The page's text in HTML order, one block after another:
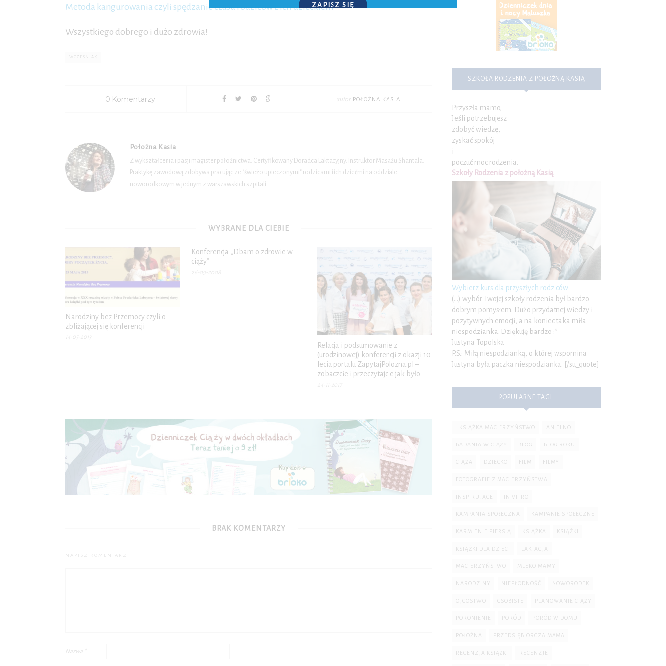
Metoda kangurowania czyli spędzanie czasu rodziców z ich dzieckiem
Wszystkiego dobrego i dużo zdrowia!
WCZEŚNIAK
0 Komentarzy autor POŁOŻNA KASIA
Położna Kasia
Z wykształcenia i pasji magister położnictwa. Certyfikowany Doradca Laktacyjny. Instruktor Masażu Shantala.
Praktykę zawodową zdobywa pracując ze "świeżo upieczonymi" rodzicami i ich dziećmi na oddziale
noworodkowym w jednym z warszawskich szpitali.
WYBRANE DLA CIEBIE
Narodziny bez Przemocy czyli o
zbliżającej się konferencji
14-05-2013
Konferencja „Dbam o zdrowie w
ciąży”
26-09-2008
Relacja i podsumowanie z
(urodzinowej) konferencji z okazji 10
lecia portalu ZapytajPolozna.pl –
zobaczcie i przeczytajcie jak było
24-11-2017
BRAK KOMENTARZY
Nazwa
SZKOŁA RODZENIA Z POŁOŻNĄ KASIĄ
Przyszła mamo,
Jeśli potrzebujesz
zdobyć wiedzę,
zyskać spokój
i
poczuć moc rodzenia.
Szkoły Rodzenia z położną Kasią.
Wybierz kurs dla przyszłych rodziców
(…) wybór Twojej szkoły rodzenia był bardzo
dobrym pomysłem. Dużo przydatnej wiedzy i
pozytywnych emocji, a na koniec taka miła
niespodzianka. Dziękuję bardzo :*
Justyna Topolska
P.S.: Miłą niespodzianką, o której wspomina
Justyna była paczka niespodzianka. [/su_quote]
POPULARNE TAGI:
. KSIĄŻKA MACIERZYŃSTWO ANIELNO
BADANIA W CIĄŻY BLOG BLOG ROKU
CIĄŻA DZIECKO FILM FILMY
FOTOGRAFIE Z MACIERZYŃSTWA
INSPIRUJĄCE IN VITRO
KAMPANIA SPOŁECZNA KAMPANIE SPOŁECZNE
KARMIENIE PIERSIĄ KSIĄŻKA KSIĄŻKI
KSIĄŻKI DLA DZIECI LAKTACJA
MACIERZYŃSTWO MLEKO MAMY
NARODZINY NIEPŁODNOŚĆ NOWORODEK
OJCOSTWO OSOBISTE PLANOWANIE CIĄŻY
PORONIENIE PORÓD PORÓD W DOMU
POŁOŻNA PRZEDSIĘBIORCZA MAMA
RECENZJA KSIĄŻKI RECENZJE
ZAPISZ SIĘ